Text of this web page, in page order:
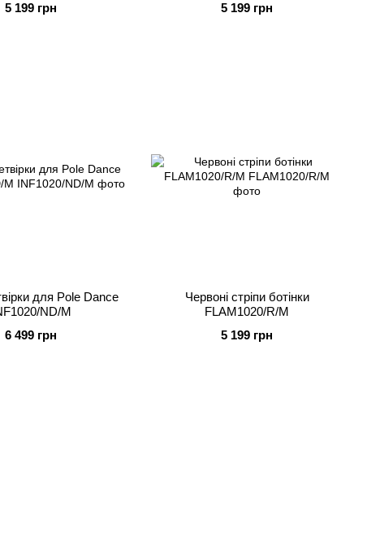
5 199 грн
5 199 грн
для Pole Dance
ND/M
6 499 грн
Червоні стріпи ботінки
FLAM1020/R/M
5 199 грн